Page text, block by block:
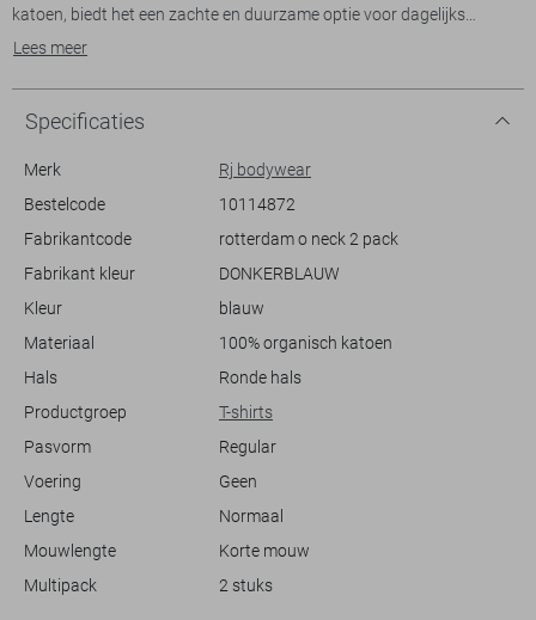
katoen, biedt het een zachte en duurzame optie voor dagelijks
comfort. De regular fit zorgt ervoor dat het T-shirt makkelijk te dragen
lengte en korte mouwen is dit T-shirt perfect voor elke ontspannen
setting, of je nu een dagje uitgaat of thuis ontspant.
Dankzij de stijlvolle tint en het eenvoudige ontwerp kun je dit RJ
Bodywear T-shirt eenvoudig combineren met verschillende outfits.
look, of kies voor een chino om een casual maar verfijnde stijl te
creëren. Dit basis T-shirt is een veelzijdige keuze die je makkelijk kunt
aanpassen aan diverse gelegenheden, en biedt je het comfort en de
Lees meer
Specificaties
Merk
Rj bodywear
Bestelcode
10114872
Fabrikantcode
rotterdam o neck 2 pack
Fabrikant kleur
DONKERBLAUW
Kleur
blauw
Materiaal
100% organisch katoen
Hals
Ronde hals
Productgroep
T-shirts
Pasvorm
Regular
Voering
Geen
Lengte
Normaal
Mouwlengte
Korte mouw
Multipack
2 stuks